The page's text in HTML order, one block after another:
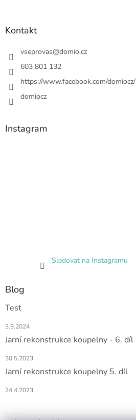
Kontakt
vseprovas@domio.cz
603 801 132
https://www.facebook.com/domiocz/
domiocz
Instagram
Sledovat na Instagramu
Blog
Test
3.9.2024
Jarní rekonstrukce koupelny - 6. díl
30.5.2023
Jarní rekonstrukce koupelny 5. díl
24.4.2023